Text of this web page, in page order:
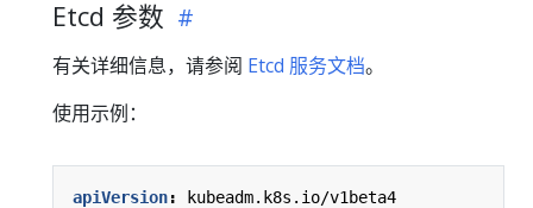
Etcd 参数
有关详细信息，请参阅 Etcd 服务文档。
使用示例：
apiVersion:
kubeadm.k8s.io/v1beta4